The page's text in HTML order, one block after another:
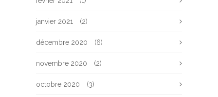
janvier 2021 (2)
décembre 2020 (6)
novembre 2020 (2)
octobre 2020 (3)